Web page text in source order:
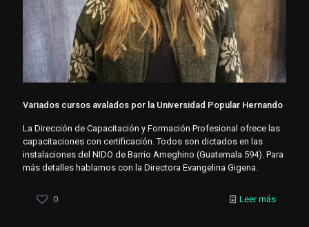
Variados cursos avalados por la Universidad Popular Hernando
La Dirección de Capacitación y Formación Profesional ofrece las
capacitaciones con certificación. Todos son dictados en las
instalaciones del NIDO de Barrio Ameghino (Guatemala 594). Para
más detalles hablamos con la Directora Evangelina Gigena.
0 Leer más